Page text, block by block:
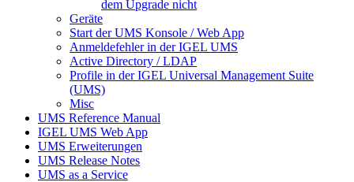
dem Upgrade nicht
Geräte
Start der UMS Konsole / Web App
Anmeldefehler in der IGEL UMS
Active Directory / LDAP
Profile in der IGEL Universal Management Suite
(UMS)
Misc
UMS Reference Manual
IGEL UMS Web App
UMS Erweiterungen
UMS Release Notes
UMS as a Service